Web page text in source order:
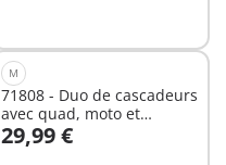
M
71808 - Duo de cascadeurs
avec quad, moto et
tremplins
29,99 €
Au panier